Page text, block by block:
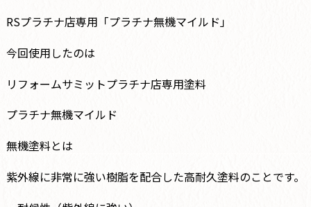
RSプラチナ店専用「プラチナ無機マイルド」
今回使用したのは
リフォームサミットプラチナ店専用塗料
プラチナ無機マイルド
無機塗料とは
紫外線に非常に強い樹脂を配合した高耐久塗料のことです。